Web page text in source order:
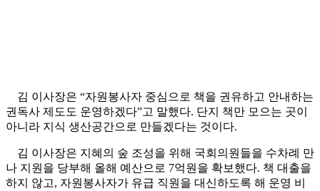
김 이사장은 “자원봉사자 중심으로 책을 권유하고 안내하는
권독사 제도도 운영하겠다”고 말했다. 단지 책만 모으는 곳이
아니라 지식 생산공간으로 만들겠다는 것이다.
김 이사장은 지혜의 숲 조성을 위해 국회의원들을 수차례 만
나 지원을 당부해 올해 예산으로 7억원을 확보했다. 책 대출을
하지 않고, 자원봉사자가 유급 직원을 대신하도록 해 운영 비